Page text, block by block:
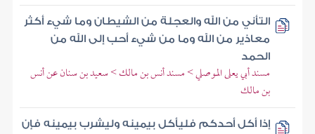
التأني من الله والعجلة من الشيطان وما شيء أكثر
معاذير من الله وما من شيء أحب إلى الله من
الحمد
مسند أبي يعلى الموصلي > مسند أنس بن مالك > سعيد بن سنان عن أنس
بن مالك
إذا أكل أحدكم فليأكل بيمينه وليشرب بيمينه فإن